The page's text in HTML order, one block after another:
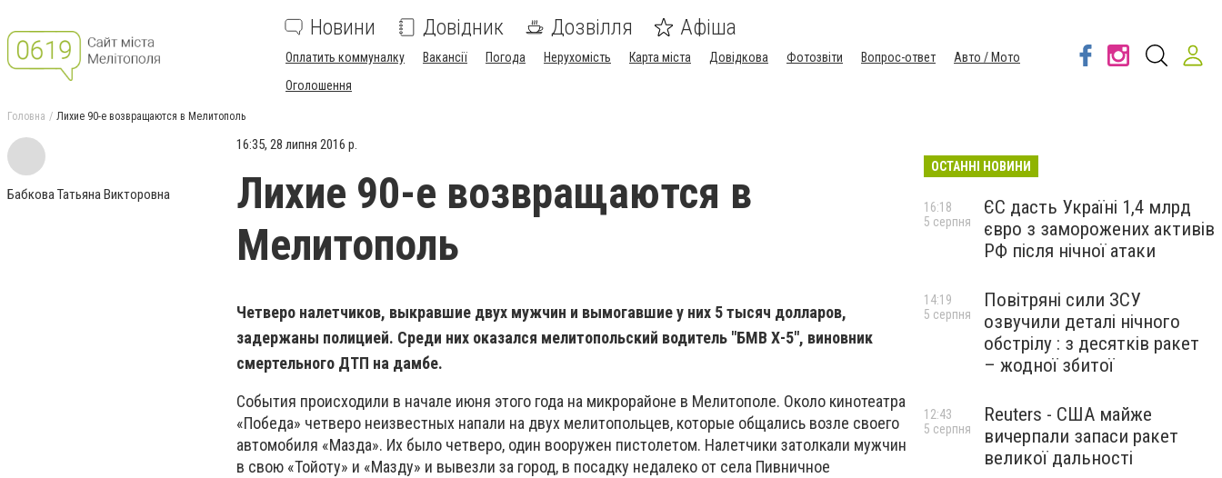
Новини Довідник Дозвілля Афіша
Оплатить коммуналку Вакансії Погода Нерухомість Карта міста Довідкова Фотозвіти Вопрос-ответ
Авто / Мото
Оголошення
Головна Лихие 90-е возвращаются в Мелитополь
Бабкова Татьяна Викторовна
16:35, 28 липня 2016 р.
Лихие 90-е возвращаются в
Мелитополь
Четверо налетчиков, выкравшие двух мужчин и вымогавшие у них 5 тысяч долларов,
задержаны полицией. Среди них оказался мелитопольский водитель "БМВ Х-5", виновник
смертельного ДТП на дамбе.
События происходили в начале июня этого года на микрорайоне в Мелитополе. Около кинотеатра
«Победа» четверо неизвестных напали на двух мелитопольцев, которые общались возле своего
автомобиля «Мазда». Их было четверо, один вооружен пистолетом. Налетчики затолкали мужчин
в свою «Тойоту» и «Мазду» и вывезли за город, в посадку недалеко от села Пивничное
ОСТАННІ НОВИНИ
ЄС дасть Україні 1,4 млрд
євро з заморожених активів
РФ після нічної атаки
16:18
5 серпня
Повітряні сили ЗСУ
озвучили деталі нічного
обстрілу : з десятків ракет
– жодної збитої
14:19
5 серпня
Reuters - США майже
вичерпали запаси ракет
великої дальності
12:43
5 серпня